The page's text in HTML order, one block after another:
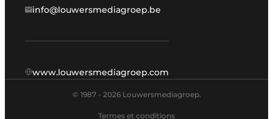
info@louwersmediagroep.be
www.louwersmediagroep.com
© 1987 - 2026 Louwersmediagroep.
Termes et conditions